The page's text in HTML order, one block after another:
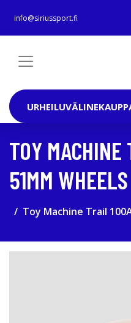
info@siriussport.fi
TOY
51MM
Toy Machine Trail